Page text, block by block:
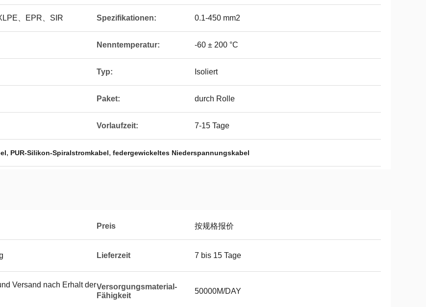
、EPR、SIR Spezifikationen: 0.1-450 mm2
Nenntemperatur: -60 ± 200 °C
Typ: Isoliert
Paket: durch Rolle
Vorlaufzeit: 7-15 Tage
, PUR-Silikon-Spiralstromkabel, federgewickeltes Niederspannungskabel
Preis 按规格报价
Lieferzeit 7 bis 15 Tage
Versand nach Erhalt derVersorgungsmaterial-
Fähigkeit
50000M/DAY